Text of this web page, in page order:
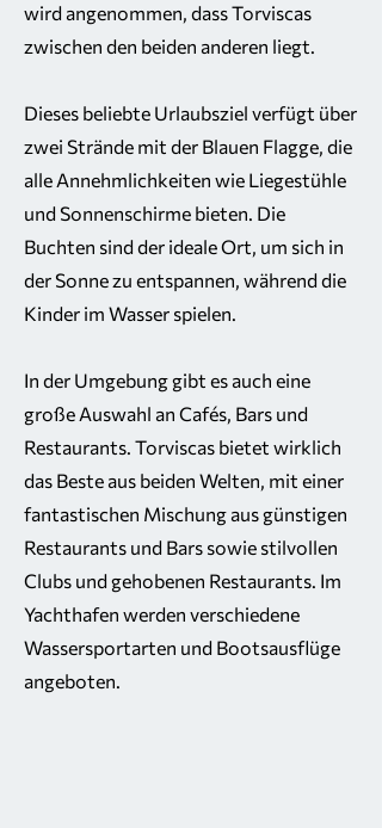
wird angenommen, dass Torviscas
zwischen den beiden anderen liegt.
Dieses beliebte Urlaubsziel verfügt über
zwei Strände mit der Blauen Flagge, die
alle Annehmlichkeiten wie Liegestühle
und Sonnenschirme bieten. Die
Buchten sind der ideale Ort, um sich in
der Sonne zu entspannen, während die
Kinder im Wasser spielen.
In der Umgebung gibt es auch eine
große Auswahl an Cafés, Bars und
Restaurants. Torviscas bietet wirklich
das Beste aus beiden Welten, mit einer
fantastischen Mischung aus günstigen
Restaurants und Bars sowie stilvollen
Clubs und gehobenen Restaurants. Im
Yachthafen werden verschiedene
Wassersportarten und Bootsausflüge
angeboten.